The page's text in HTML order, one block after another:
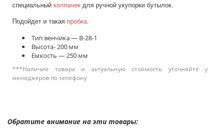
специальный колпачек для ручной укупорки бутылок.
Подойдет и такая пробка.
Тип венчика — В-28-1
Высота- 200 мм
Емкость — 250 мм
***Наличие товара и актуальную стоимость уточняйте у
менеджеров по телефону
Обратите внимание на эти товары: